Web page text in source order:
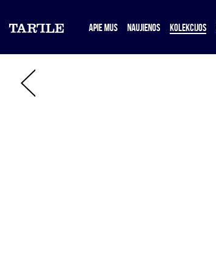
APIE MUS NAUJIENOS KOLEKCIJOS